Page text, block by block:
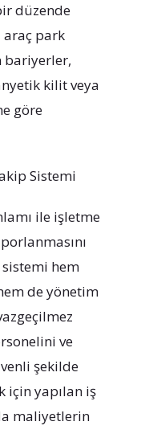
düzende
araç park
bariyerler,
kilit veya
göre
Sistemi
ile işletme
hem
de yönetim
ve
şekilde
için yapılan iş
maliyetlerin